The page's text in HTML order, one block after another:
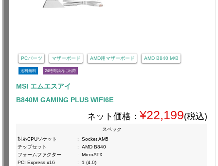
PCパーツ マザーボード AMD用マザーボード AMD B840 M/B
送料無料 24時間以内に出荷
MSI エムエスアイ
B840M GAMING PLUS WIFI6E
ネット価格： ¥22,199(税込)
スペック
対応CPUソケット
:
Socket AM5
チップセット
:
AMD B840
フォームファクター
:
MicroATX
PCI Express x16
:
1 (4.0)